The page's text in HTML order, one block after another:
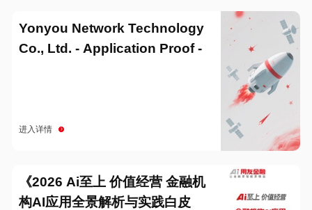
Yonyou Network Technology
Co., Ltd. - Application Proof -
进入详情
《2026 Ai至上 价值经营 金融机
构AI应用全景解析与实践白皮